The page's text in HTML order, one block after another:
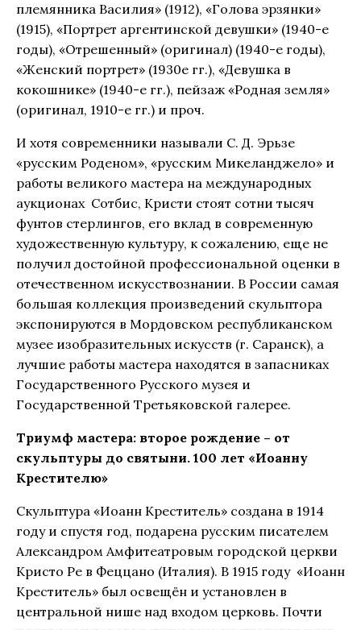
племянника Василия» (1912), «Голова эрзянки»
(1915), «Портрет аргентинской девушки» (1940-е
годы), «Отрешенный» (оригинал) (1940-е годы),
«Женский портрет» (1930е гг.), «Девушка в
кокошнике» (1940-е гг.), пейзаж «Родная земля»
(оригинал, 1910-е гг.) и проч.
И хотя современники называли С. Д. Эрьзе
«русским Роденом», «русским Микеланджело» и
работы великого мастера на международных
аукционах Сотбис, Кристи стоят сотни тысяч
фунтов стерлингов, его вклад в современную
художественную культуру, к сожалению, еще не
получил достойной профессиональной оценки в
отечественном искусствознании. В России самая
большая коллекция произведений скульптора
экспонируются в Мордовском республиканском
музее изобразительных искусств (г. Саранск), а
лучшие работы мастера находятся в запасниках
Государственного Русского музея и
Государственной Третьяковской галерее.
Триумф мастера: второе рождение – от
скульптуры до святыни. 100 лет «Иоанну
Крестителю»
Скульптура «Иоанн Креститель» создана в 1914
году и спустя год, подарена русским писателем
Александром Амфитеатровым городской церкви
Кристо Ре в Феццано (Италия). В 1915 году «Иоанн
Креститель» был освещён и установлен в
центральной нише над входом церковь. Почти